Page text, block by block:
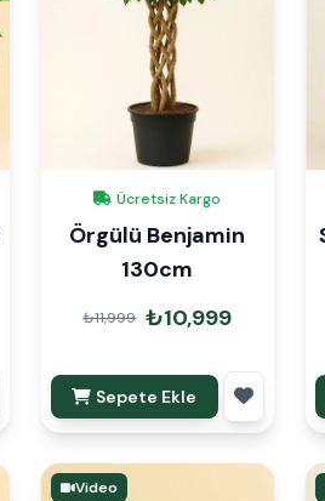
Ücretsiz Kargo
Örgülü Benjamin
130cm
₺11,999 ₺10,999
Sepete Ekle
Video